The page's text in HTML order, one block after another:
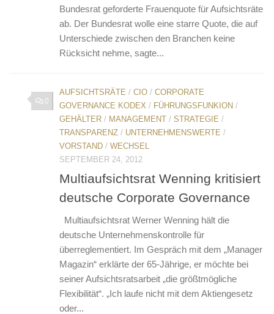
Bundesrat geforderte Frauenquote für Aufsichtsräte
ab. Der Bundesrat wolle eine starre Quote, die auf
Unterschiede zwischen den Branchen keine
Rücksicht nehme, sagte...
0
AUFSICHTSRÄTE / CIO / CORPORATE
GOVERNANCE KODEX / FÜHRUNGSFUNKION /
GEHÄLTER / MANAGEMENT / STRATEGIE /
TRANSPARENZ / UNTERNEHMENSWERTE /
VORSTAND / WECHSEL
SEPTEMBER 24, 2012
Multiaufsichtsrat Wenning kritisiert
deutsche Corporate Governance
Multiaufsichtsrat Werner Wenning hält die
deutsche Unternehmenskontrolle für
überreglementiert. Im Gespräch mit dem „Manager
Magazin“ erklärte der 65-Jährige, er möchte bei
seiner Aufsichtsratsarbeit „die größtmögliche
Flexibilität“. „Ich laufe nicht mit dem Aktiengesetz
oder...